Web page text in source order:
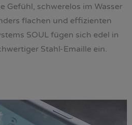
Gefühl, schwerelos im Wasser
flachen und effizienten
SOUL fügen sich edel in
Stahl-Emaille ein.